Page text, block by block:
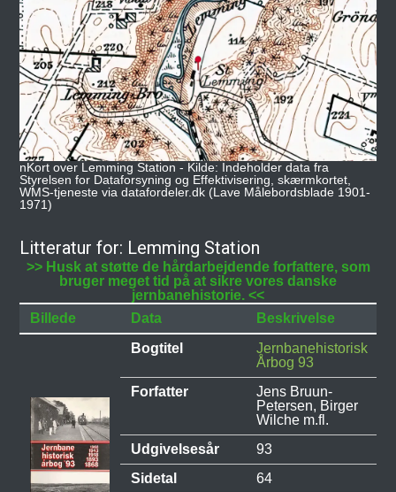
nKort over Lemming Station - Kilde: Indeholder data fra
Styrelsen for Dataforsyning og Effektivisering, skærmkortet,
WMS-tjeneste via datafordeler.dk (Lave Målebordsblade 1901-
1971)
Litteratur for: Lemming Station
>> Husk at støtte de hårdarbejdende forfattere, som
bruger meget tid på at sikre vores danske
jernbanehistorie. <<
Billede
Data
Beskrivelse
Bogtitel
Jernbanehistorisk
Årbog 93
Forfatter
Jens Bruun-
Petersen, Birger
Wilche m.fl.
Udgivelsesår
93
Sidetal
64